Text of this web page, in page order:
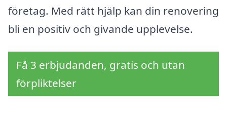
företag. Med rätt hjälp kan din renovering
bli en positiv och givande upplevelse.
Få 3 erbjudanden, gratis och utan
förpliktelser